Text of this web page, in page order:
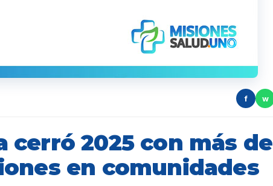
f w
cerró 2025 con más de
en comunidades